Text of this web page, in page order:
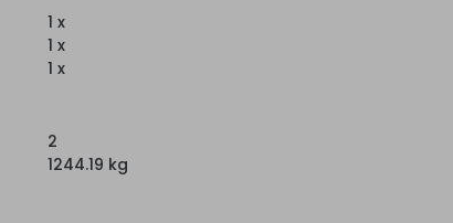
1 x
1 x
1 x
2
1244.19 kg